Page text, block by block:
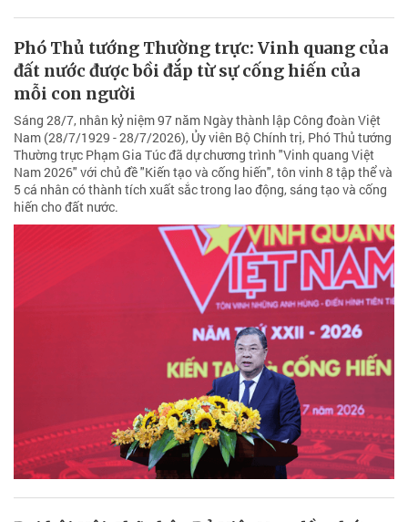
Phó Thủ tướng Thường trực: Vinh quang của
đất nước được bồi đắp từ sự cống hiến của
mỗi con người
Sáng 28/7, nhân kỷ niệm 97 năm Ngày thành lập Công đoàn Việt
Nam (28/7/1929 - 28/7/2026), Ủy viên Bộ Chính trị, Phó Thủ tướng
Thường trực Phạm Gia Túc đã dự chương trình "Vinh quang Việt
Nam 2026" với chủ đề "Kiến tạo và cống hiến", tôn vinh 8 tập thể và
5 cá nhân có thành tích xuất sắc trong lao động, sáng tạo và cống
hiến cho đất nước.